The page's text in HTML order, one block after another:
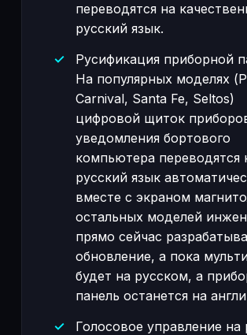
переводятся на
русский язык.
Русификация приборной
На популярных моделях
Carnival, Santa Fe, Seltos)
цифровой щиток
уведомления бортового
компьютера переводятся
русский язык
вместе с экраном
остальных моделей
прямо сейчас
обновление, а пока
будет на русском, а
панель останется на
Голосовое управление на